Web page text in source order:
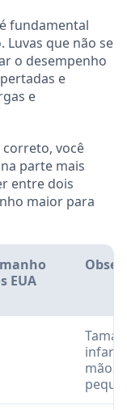
fundamental
que não se
o desempenho
e
e
você
parte mais
entre dois
maior para
EUA
mãos